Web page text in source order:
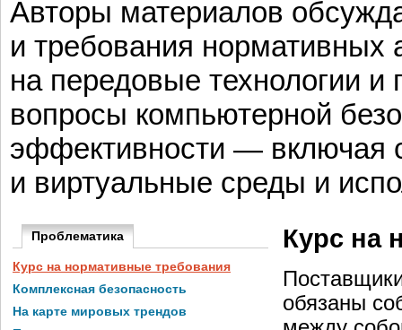
Авторы материалов
и требования нормативных
на передовые технологии
вопросы компьютерной
эффективности — включая
и виртуальные среды и
Проблематика
Курс на нормативные требования
Комплексная безопасность
На карте мировых трендов
Курс на
обязаны